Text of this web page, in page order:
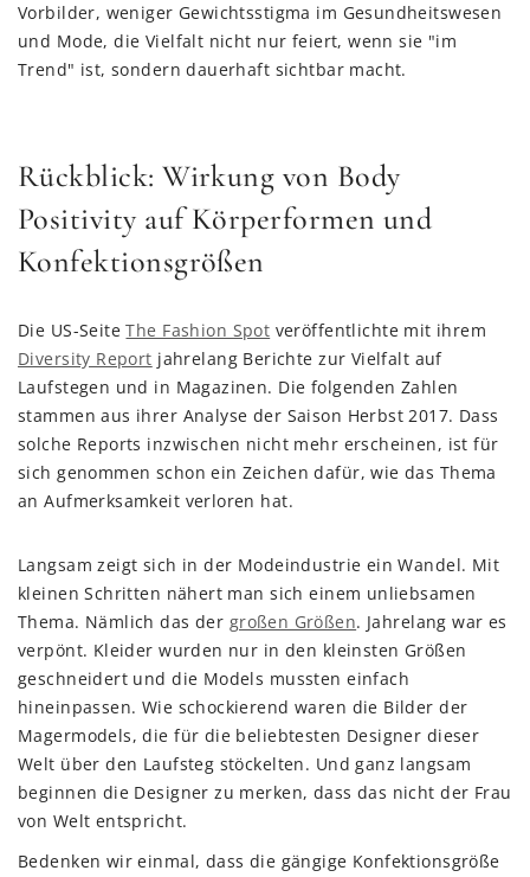
Vorbilder, weniger Gewichtsstigma im Gesundheitswesen
und Mode, die Vielfalt nicht nur feiert, wenn sie "im
Trend" ist, sondern dauerhaft sichtbar macht.
Rückblick: Wirkung von Body
Positivity auf Körperformen und
Konfektionsgrößen
Die US-SeiteThe Fashion Spot veröffentlichte mit ihrem
Diversity Report jahrelang Berichte zur Vielfalt auf
Laufstegen und in Magazinen. Die folgenden Zahlen
stammen aus ihrer Analyse der Saison Herbst 2017. Dass
solche Reports inzwischen nicht mehr erscheinen, ist für
sich genommen schon ein Zeichen dafür, wie das Thema
an Aufmerksamkeit verloren hat.
Langsam zeigt sich in der Modeindustrie ein Wandel. Mit
kleinen Schritten nähert man sich einem unliebsamen
Thema. Nämlich das der großen Größen. Jahrelang war es
verpönt. Kleider wurden nur in den kleinsten Größen
geschneidert und die Models mussten einfach
hineinpassen. Wie schockierend waren die Bilder der
Magermodels, die für die beliebtesten Designer dieser
Welt über den Laufsteg stöckelten. Und ganz langsam
beginnen die Designer zu merken, dass das nicht der Frau
von Welt entspricht.
Bedenken wir einmal, dass die gängige Konfektionsgröße